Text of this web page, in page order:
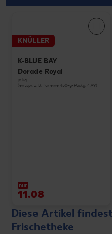
KNÜLLER
K-BLUE BAY
Dorade Royal
je kg
(entspr. z. B. für eine 450-g-Packg. 4.99)
nur
11.08
Diese Artikel
Frischetheke